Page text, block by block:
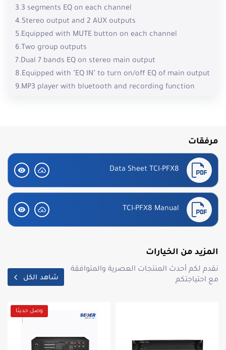
3.3 segments EQ on each channel
4.Stereo output and 2 AUX outputs
5.Equipped with MUTE button on each channel
6.Two group outputs
7.Dual 7 bands EQ on stereo main output
8.Equipped with "EQ IN" to turn on/off EQ of main output
9.MP3 player with bluetooth and recording function
مرفقات
Data Sheet TCI-PFX8
TCI-PFX8 Manual
المزيد من الخيارات
نقدم لكم أحدث المنتجات العصرية والمتوافقة
مع احتياجتكم
شاهد الكل
وصل حديثا